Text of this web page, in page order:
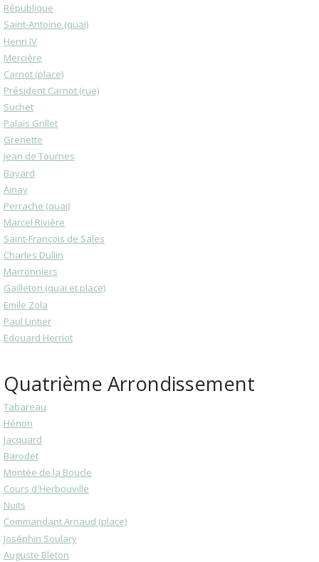
République
Saint-Antoine (quai)
Henri IV
Mercière
Carnot (place)
Président Carnot (rue)
Suchet
Palais Grillet
Grenette
Jean de Tournes
Bayard
Ainay
Perrache (quai)
Marcel Rivière
Saint-François de Sales
Charles Dullin
Marronniers
Gailleton (quai et place)
Emile Zola
Paul Lintier
Edouard Herriot
Quatrième Arrondissement
Tabareau
Hénon
Jacquard
Barodet
Montée de la Boucle
Cours d'Herbouville
Nuits
Commandant Arnaud (place)
Joséphin Soulary
Auguste Bleton